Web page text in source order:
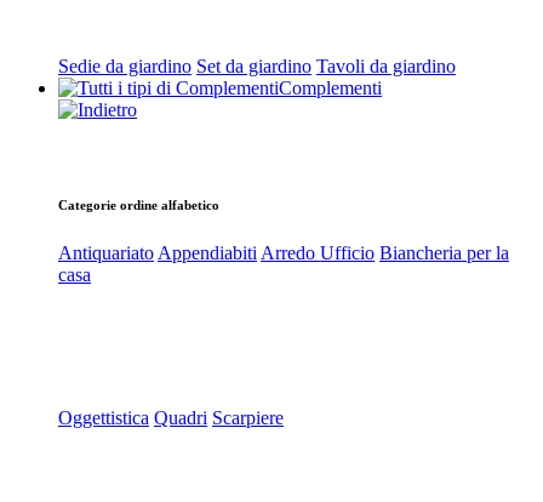
Sedie da giardino Set da giardino Tavoli da giardino
Complementi
Categorie ordine alfabetico
Antiquariato Appendiabiti Arredo Ufficio Biancheria per la
casa
Oggettistica Quadri Scarpiere